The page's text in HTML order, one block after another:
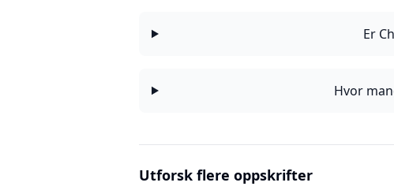
Er
Hvor
Utforsk flere oppskrifter